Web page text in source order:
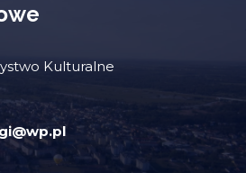
Kulturalne